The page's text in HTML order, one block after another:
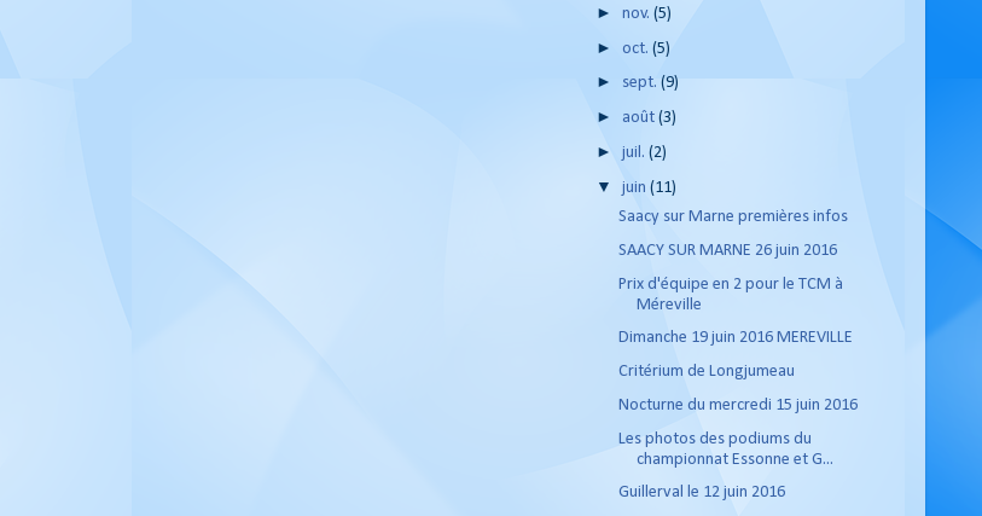
►nov.(5)
►oct.(5)
► sept.(9)
► août(3)
►juil.(2)
▼juin(11)
Saacy sur Marne premières infos
SAACY SUR MARNE 26 juin 2016
Prix d'équipe en 2 pour le TCM à
Méreville
Dimanche 19 juin 2016 MEREVILLE
Critérium de Longjumeau
Nocturne du mercredi 15 juin 2016
Les photos des podiums du
championnat Essonne et G...
Guillerval le 12 juin 2016